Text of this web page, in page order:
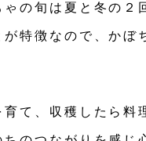
ゃの旬は夏と冬の２
が特徴なので、かぼ
育て、収穫したら料